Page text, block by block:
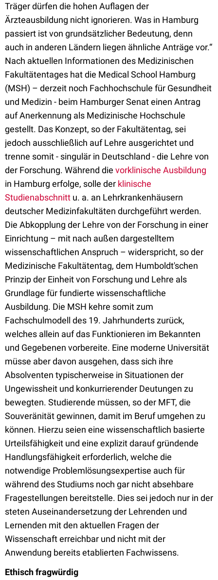
Träger dürfen die hohen Auflagen der
Ärzteausbildung nicht ignorieren. Was in Hamburg
passiert ist von grundsätzlicher Bedeutung, denn
auch in anderen Ländern liegen ähnliche Anträge vor.“
Nach aktuellen Informationen des Medizinischen
Fakultätentages hat die Medical School Hamburg
(MSH) – derzeit noch Fachhochschule für Gesundheit
und Medizin - beim Hamburger Senat einen Antrag
auf Anerkennung als Medizinische Hochschule
gestellt. Das Konzept, so der Fakultätentag, sei
jedoch ausschließlich auf Lehre ausgerichtet und
trenne somit - singulär in Deutschland - die Lehre von
der Forschung. Während die vorklinische Ausbildung
in Hamburg erfolge, solle der klinische
Studienabschnitt u. a. an Lehrkrankenhäusern
deutscher Medizinfakultäten durchgeführt werden.
Die Abkopplung der Lehre von der Forschung in einer
Einrichtung – mit nach außen dargestelltem
wissenschaftlichen Anspruch – widerspricht, so der
Medizinische Fakultätentag, dem Humboldt'schen
Prinzip der Einheit von Forschung und Lehre als
Grundlage für fundierte wissenschaftliche
Ausbildung. Die MSH kehre somit zum
Fachschulmodell des 19. Jahrhunderts zurück,
welches allein auf das Funktionieren im Bekannten
und Gegebenen vorbereite. Eine moderne Universität
müsse aber davon ausgehen, dass sich ihre
Absolventen typischerweise in Situationen der
Ungewissheit und konkurrierender Deutungen zu
bewegten. Studierende müssen, so der MFT, die
Souveränität gewinnen, damit im Beruf umgehen zu
können. Hierzu seien eine wissenschaftlich basierte
Urteilsfähigkeit und eine explizit darauf gründende
Handlungsfähigkeit erforderlich, welche die
notwendige Problemlösungsexpertise auch für
während des Studiums noch gar nicht absehbare
Fragestellungen bereitstelle. Dies sei jedoch nur in der
steten Auseinandersetzung der Lehrenden und
Lernenden mit den aktuellen Fragen der
Wissenschaft erreichbar und nicht mit der
Anwendung bereits etablierten Fachwissens.
Ethisch fragwürdig